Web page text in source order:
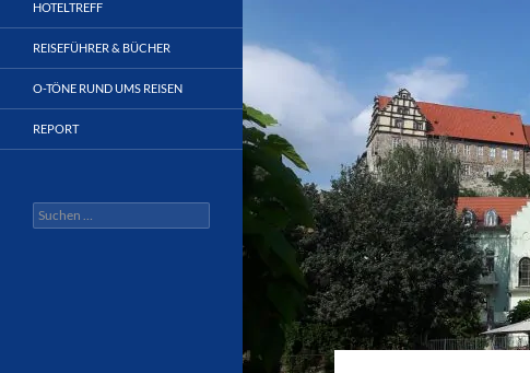
HOTELTREFF
REISEFÜHRER & BÜCHER
O-TÖNE RUND UMS REISEN
REPORT
Suchen
nach: